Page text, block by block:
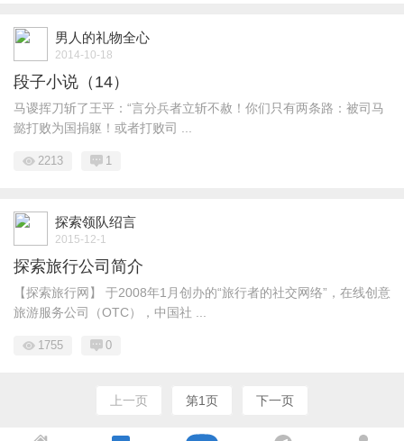
男人的礼物全心
2014-10-18
段子小说（14）
马谡挥刀斩了王平：“言分兵者立斩不赦！你们只有两条路：被司马
懿打败为国捐躯！或者打败司 ...
2213 1
探索领队绍言
2015-12-1
探索旅行公司简介
【探索旅行网】 于2008年1月创办的“旅行者的社交网络”，在线创意
旅游服务公司（OTC），中国社 ...
1755 0
上一页 第1页 下一页